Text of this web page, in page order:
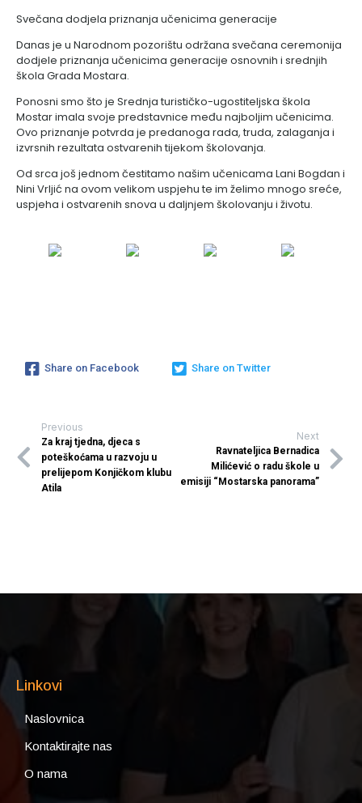
Svečana dodjela priznanja učenicima generacije
Danas je u Narodnom pozorištu održana svečana ceremonija
dodjele priznanja učenicima generacije osnovnih i srednjih
škola Grada Mostara.
Ponosni smo što je Srednja turističko-ugostiteljska škola
Mostar imala svoje predstavnice među najboljim učenicima.
Ovo priznanje potvrda je predanoga rada, truda, zalaganja i
izvrsnih rezultata ostvarenih tijekom školovanja.
Od srca još jednom čestitamo našim učenicama Lani Bogdan i
Nini Vrljić na ovom velikom uspjehu te im želimo mnogo sreće,
uspjeha i ostvarenih snova u daljnjem školovanju i životu.
Share on Facebook Share on Twitter
Previous
Za kraj tjedna, djeca s
poteškoćama u razvoju u
prelijepom Konjičkom klubu
Atila
Next
Ravnateljica Bernadica
Milićević o radu škole u
emisiji “Mostarska panorama”
Linkovi
Naslovnica
Kontaktirajte nas
O nama